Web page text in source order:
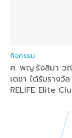
กิจกรรม
ศ. พญ.รังสิมา
เดชา ได้รับรางวั
RELIFE Elite
การร่วมวิจัย และมี